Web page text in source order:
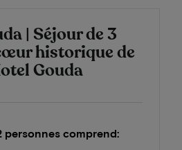
| Séjour de 3
historique de
Gouda
comprend: